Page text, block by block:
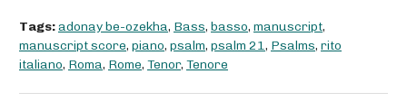
Tags:adonay be-ozekha, Bass, basso, manuscript,
manuscript score, piano, psalm, psalm 21, Psalms, rito
italiano, Roma, Rome, Tenor, Tenore